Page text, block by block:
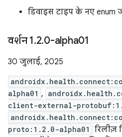
डिवाइस टाइप के नए enum
वर्शन 1.2.0-alpha01
30 जुलाई, 2025
alpha01 ,
client-external-
proto:1.2.0-alpha01
रिलीज़